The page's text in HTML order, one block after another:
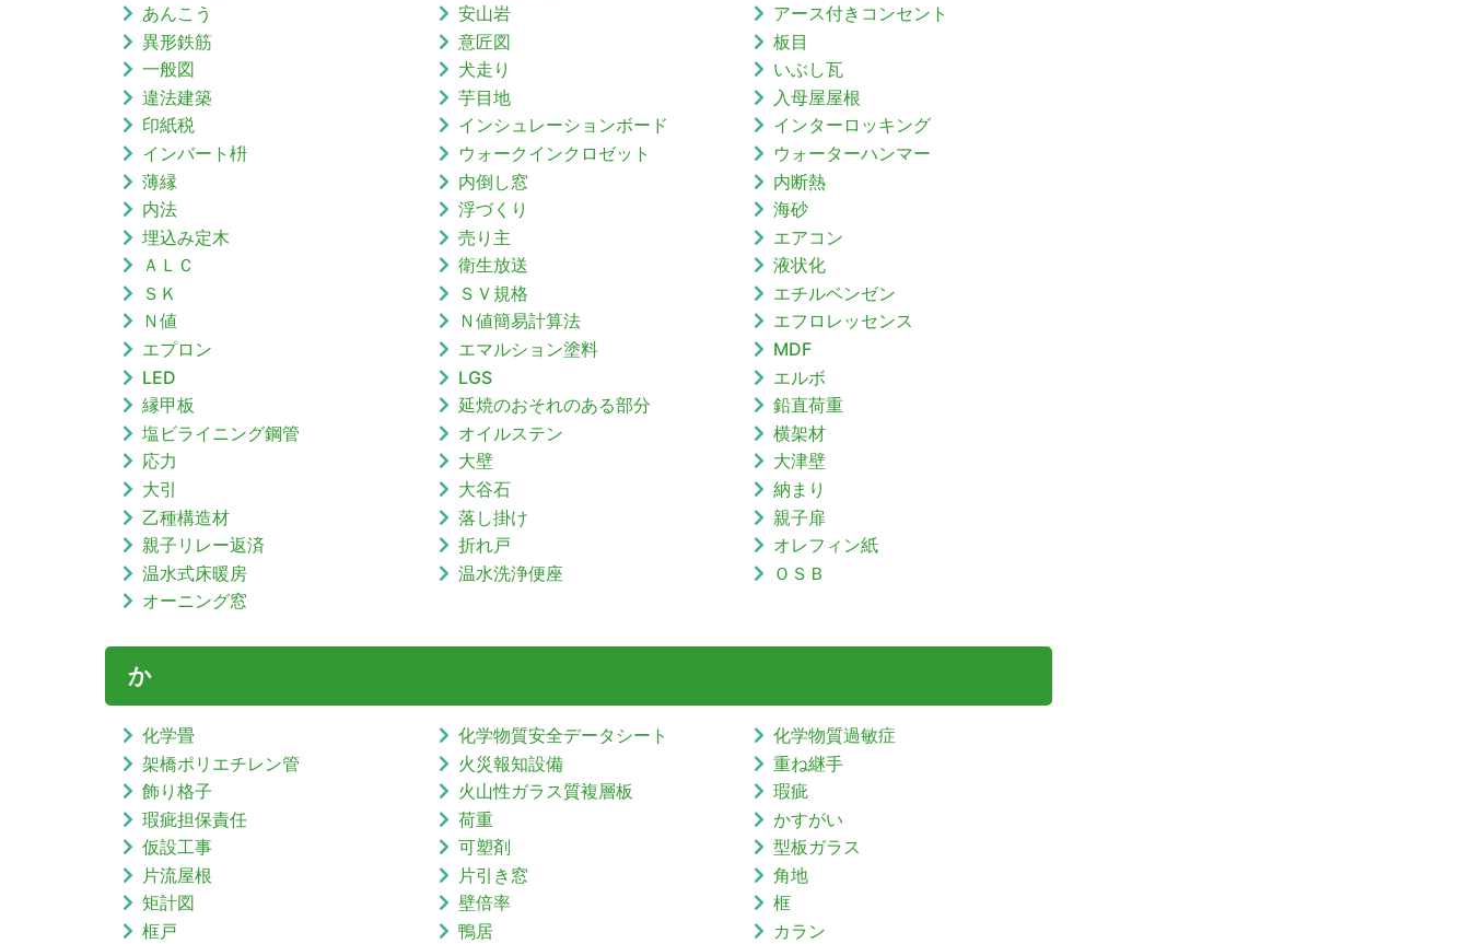
あんこう
安山岩
アース付きコンセント
異形鉄筋
意匠図
板目
一般図
犬走り
いぶし瓦
違法建築
芋目地
入母屋屋根
印紙税
インシュレーションボード
インターロッキング
インバート枡
ウォークインクロゼット
ウォーターハンマー
薄縁
内倒し窓
内断熱
内法
浮づくり
海砂
埋込み定木
売り主
エアコン
ＡＬＣ
衛生放送
液状化
ＳＫ
ＳＶ規格
エチルベンゼン
Ｎ値
Ｎ値簡易計算法
エフロレッセンス
エプロン
エマルション塗料
MDF
LED
LGS
エルボ
縁甲板
延焼のおそれのある部分
鉛直荷重
塩ビライニング鋼管
オイルステン
横架材
応力
大壁
大津壁
大引
大谷石
納まり
乙種構造材
落し掛け
親子扉
親子リレー返済
折れ戸
オレフィン紙
温水式床暖房
温水洗浄便座
ＯＳＢ
オーニング窓
か
化学畳 化学物質安全データシート
化学物質過敏症
架橋ポリエチレン管
火災報知設備
重ね継手
飾り格子
火山性ガラス質複層板
瑕疵
瑕疵担保責任
荷重
かすがい
仮設工事
可塑剤
型板ガラス
片流屋根
片引き窓
角地
矩計図
壁倍率
框
框戸
鴨居
カラン